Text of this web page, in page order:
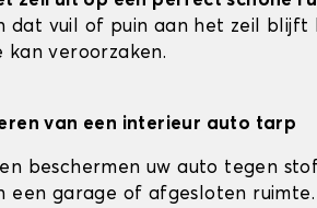
dat vuil of puin aan het zeil blijft
kan veroorzaken.
van een interieur auto tarp
beschermen uw auto tegen
een garage of afgesloten ruimte.